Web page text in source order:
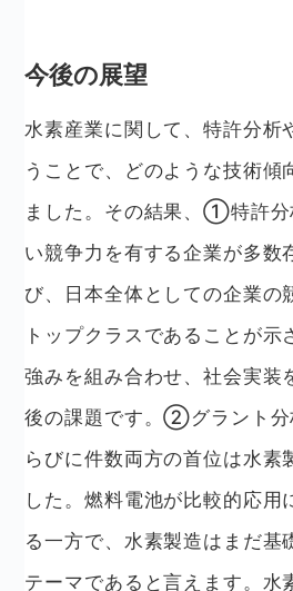
今後の展望
水素産業に関して、特許分析
うことで、どのような技術傾
ました。その結果、①特許分
い競争力を有する企業が多数
び、日本全体としての企業の
トップクラスであることが示
強みを組み合わせ、社会実装
後の課題です。②グラント分
らびに件数両方の首位は水素
した。燃料電池が比較的応用
る一方で、水素製造はまだ基
テーマであると言えます。水